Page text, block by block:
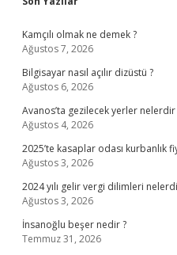
Sidebar
Kamçılı olmak ne demek ?
Ağustos 7, 2026
Bilgisayar nasıl açılır dizüstü ?
Ağustos 6, 2026
Avanos’ta gezilecek yerler nelerdir
Ağustos 4, 2026
2025’te kasaplar odası kurbanlık
Ağustos 3, 2026
2024 yılı gelir vergi dilimleri
Ağustos 3, 2026
İnsanoğlu beşer nedir ?
Temmuz 31, 2026